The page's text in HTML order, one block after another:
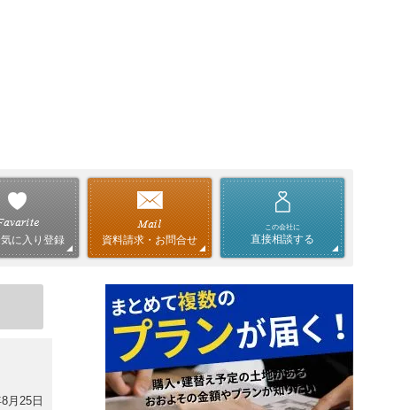
に入り登録 資料請求・お問合せ
この会社に
直接相談する
月25日